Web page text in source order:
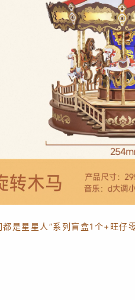
是星星人”系列盲盒1个+旺仔